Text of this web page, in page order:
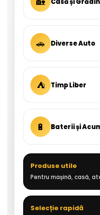
🚗 Diverse Auto
⛺ Timp Liber
🔋 Baterii și
Produse utile
Pentru mașină, casă,
Selecție rapidă